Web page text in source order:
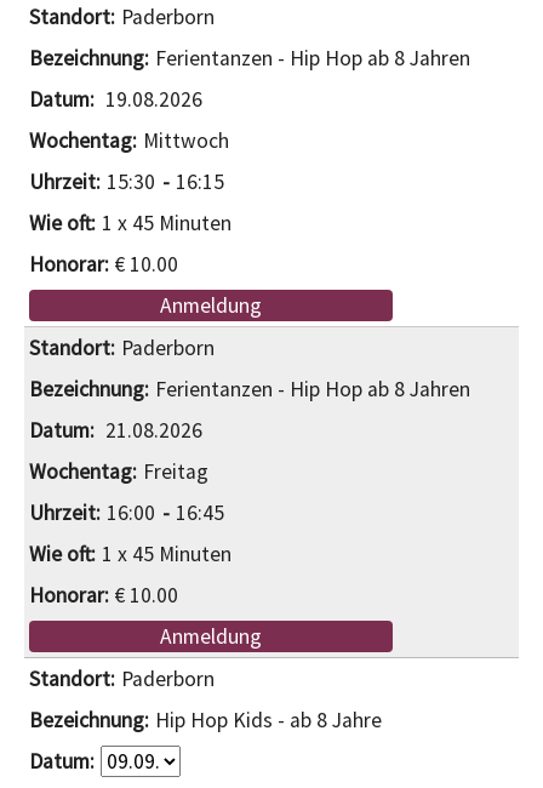
Paderborn
Ferientanzen - Hip Hop ab 8 Jahren
19.08.2026
Mittwoch
15:30
16:15
1 x 45 Minuten
€ 10.00
Anmeldung
Paderborn
Ferientanzen - Hip Hop ab 8 Jahren
21.08.2026
Freitag
16:00
16:45
1 x 45 Minuten
€ 10.00
Anmeldung
Paderborn
Hip Hop Kids - ab 8 Jahre